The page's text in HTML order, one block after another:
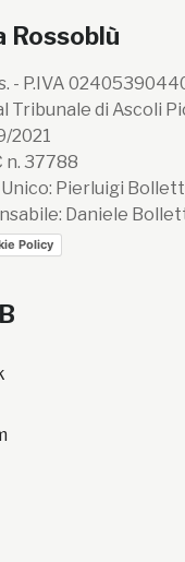
Rossoblù
- P.IVA
Tribunale di Ascoli
2021
n. 37788
Pierluigi
Daniele
Policy